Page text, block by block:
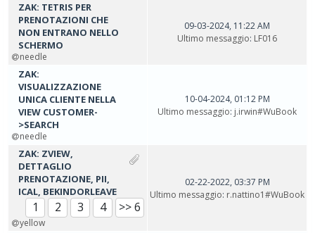
ZAK: TETRIS PER
PRENOTAZIONI CHE
NON ENTRANO NELLO
SCHERMO
needle
09-03-2024, 11:22 AM
Ultimo messaggio: LF016
ZAK:
VISUALIZZAZIONE
UNICA CLIENTE NELLA
VIEW CUSTOMER-
>SEARCH
needle
10-04-2024, 01:12 PM
Ultimo messaggio: j.irwin#WuBook
ZAK: ZVIEW,
DETTAGLIO
PRENOTAZIONE, PII,
ICAL, BEKINDORLEAVE
1 2 3 4 >> 6
yellow
02-22-2022, 03:37 PM
Ultimo messaggio: r.nattino1#WuBook